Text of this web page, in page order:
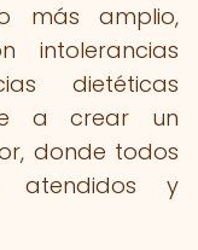
más amplio,
intolerancias
dietéticas
a crear un
donde todos
atendidos y